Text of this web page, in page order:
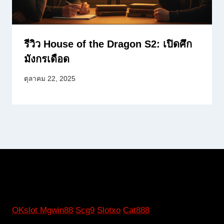
รีวิว House of the Dragon S2: เปิดศึก
มังกรเดือด
ตุลาคม 22, 2025
OKslot Mgwin88 Scg9 Slotxo Cat888